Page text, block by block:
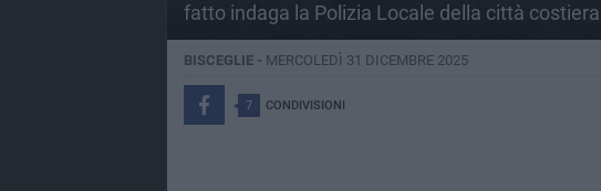
fatto indaga la Polizia Locale della città costiera
BISCEGLIE - MERCOLEDÌ 31 DICEMBRE 2025
7 CONDIVISIONI